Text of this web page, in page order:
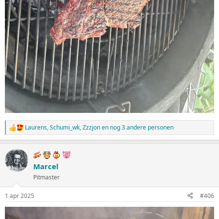
W
a
r
d
e
i
n
g
e
n
Laurens,Schumi_wk,Zzzjonen nog 3 andere personen
Marcel
Pitmaster
1 apr 2025 #406